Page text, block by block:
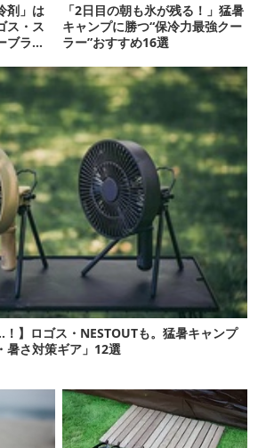
剤」は
ス・ス
ブラン
「2日目の朝も氷が残る！」猛暑
キャンプに勝つ“保冷力最強クー
ラー”おすすめ16選
！】ロゴス・NESTOUTも。猛暑キャンプ
暑さ対策ギア」12選